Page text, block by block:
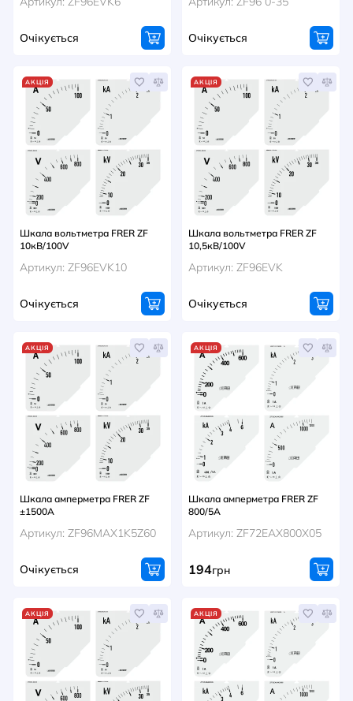
Очікується Очікується
АКЦІЯ
Шкала вольтметра FRER ZF
10кВ/100V
Артикул: ZF96EVK10
Очікується
АКЦІЯ
Шкала вольтметра FRER ZF
10,5кВ/100V
Артикул: ZF96EVK
Очікується
АКЦІЯ
Шкала амперметра FRER ZF
±1500A
Артикул: ZF96MAX1K5Z60
Очікується
АКЦІЯ
Шкала амперметра FRER ZF
800/5A
Артикул: ZF72EAX800X05
194грн
АКЦІЯ АКЦІЯ